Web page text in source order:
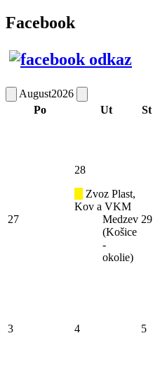
Facebook
August2026
Po
Ut St
27
28
Zvoz Plast,
Kov a VKM
Medzev
(Košice
-
okolie)
29
3 4 5